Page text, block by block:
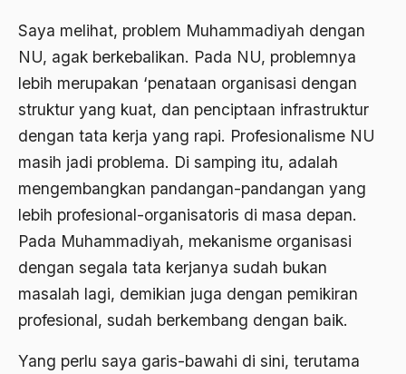
Saya melihat, problem Muhammadiyah dengan
NU, agak berkebalikan. Pada NU, problemnya
lebih merupakan ‘penataan organisasi dengan
struktur yang kuat, dan penciptaan infrastruktur
dengan tata kerja yang rapi. Profesionalisme NU
masih jadi problema. Di samping itu, adalah
mengembangkan pandangan-pandangan yang
lebih profesional-organisatoris di masa depan.
Pada Muhammadiyah, mekanisme organisasi
dengan segala tata kerjanya sudah bukan
masalah lagi, demikian juga dengan pemikiran
profesional, sudah berkembang dengan baik.
Yang perlu saya garis-bawahi di sini, terutama
Agama dan negaraa
Agama dan Politik
Agama dan Praktis
Agama Demokrasi
Agama di Asia
agama elitis
Agama Hukum
Agama Inovasi